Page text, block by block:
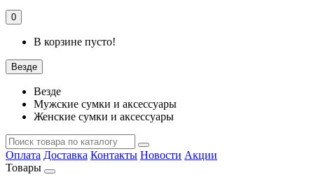
0
В корзине пусто!
Везде
Везде
Мужские сумки и аксессуары
Женские сумки и аксессуары
Оплата Доставка Контакты Новости Акции
Товары